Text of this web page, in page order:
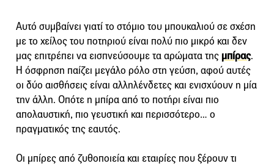
Αυτό συμβαίνει γιατί το στόμιο του μπουκαλιού σε σχέση
με το χείλος του ποτηριού είναι πολύ πιο μικρό και δεν
μας επιτρέπει να εισπνεύσουμε τα αρώματα της μπίρας.
Η όσφρηση παίζει μεγάλο ρόλο στη γεύση, αφού αυτές
οι δύο αισθήσεις είναι αλληλένδετες και ενισχύουν η μία
την άλλη. Οπότε η μπίρα από το ποτήρι είναι πιο
απολαυστική, πιο γευστική και περισσότερο… ο
πραγματικός της εαυτός.
Οι μπίρες από ζυθοποιεία και εταιρίες που ξέρουν τι